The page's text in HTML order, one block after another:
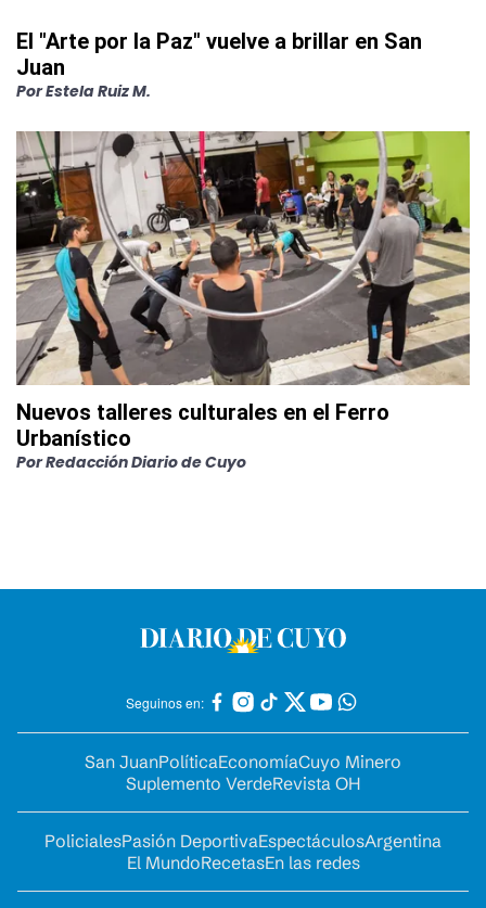
El "Arte por la Paz" vuelve a brillar en San
Juan
PorEstela Ruiz M.
Nuevos talleres culturales en el Ferro
Urbanístico
PorRedacción Diario de Cuyo
Seguinos en:
San JuanPolíticaEconomíaCuyo Minero
Suplemento VerdeRevista OH
PolicialesPasión DeportivaEspectáculosArgentina
El MundoRecetasEn las redes